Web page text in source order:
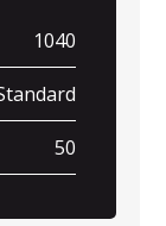
1040
50